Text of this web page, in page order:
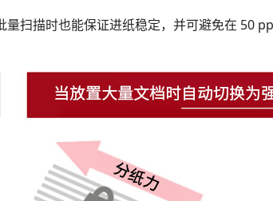
扫描时也能保证进纸稳定，并可避免在 50